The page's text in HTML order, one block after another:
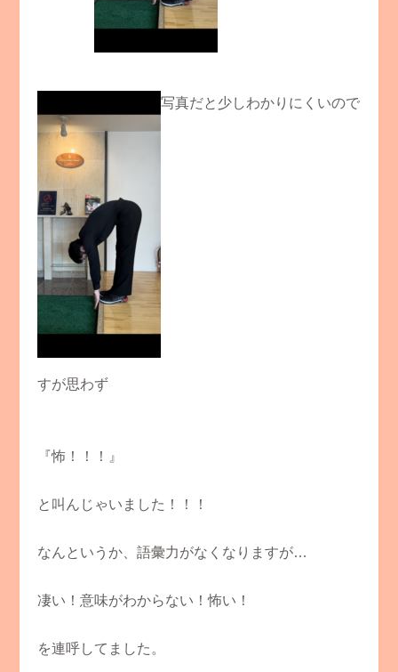
写真だと少しわかりにくいので
すが思わず
『怖！！！』
と叫んじゃいました！！！
なんというか、語彙力がなくなりますが…
凄い！意味がわからない！怖い！
を連呼してました。